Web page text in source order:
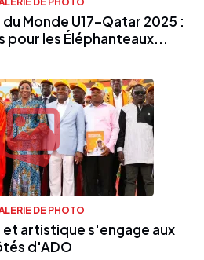
Monde U17–Qatar 2025 :
pour les Éléphanteaux...
DE PHOTO
artistique s'engage aux
d'ADO